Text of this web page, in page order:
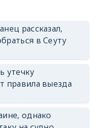
рассказал,
в Сеуту
утечку
правила выезда
однако